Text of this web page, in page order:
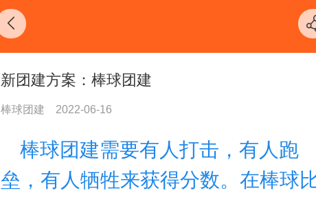
新团建方案：棒球团建
棒球团建 2022-06-16
棒球团建需要有人打击，有人跑
垒，有人牺牲来获得分数。在棒球